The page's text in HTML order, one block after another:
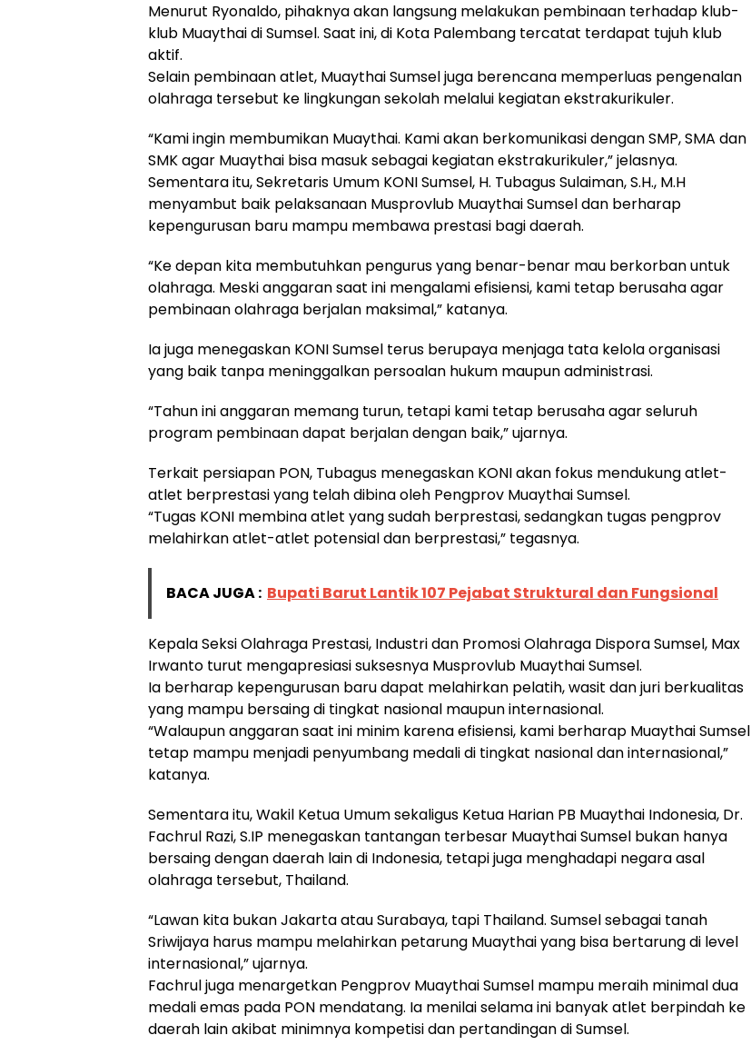
Menurut Ryonaldo, pihaknya akan langsung melakukan pembinaan terhadap klub-
klub Muaythai di Sumsel. Saat ini, di Kota Palembang tercatat terdapat tujuh klub
aktif.
Selain pembinaan atlet, Muaythai Sumsel juga berencana memperluas pengenalan
olahraga tersebut ke lingkungan sekolah melalui kegiatan ekstrakurikuler.
“Kami ingin membumikan Muaythai. Kami akan berkomunikasi dengan SMP, SMA dan
SMK agar Muaythai bisa masuk sebagai kegiatan ekstrakurikuler,” jelasnya.
Sementara itu, Sekretaris Umum KONI Sumsel, H. Tubagus Sulaiman, S.H., M.H
menyambut baik pelaksanaan Musprovlub Muaythai Sumsel dan berharap
kepengurusan baru mampu membawa prestasi bagi daerah.
“Ke depan kita membutuhkan pengurus yang benar-benar mau berkorban untuk
olahraga. Meski anggaran saat ini mengalami efisiensi, kami tetap berusaha agar
pembinaan olahraga berjalan maksimal,” katanya.
Ia juga menegaskan KONI Sumsel terus berupaya menjaga tata kelola organisasi
yang baik tanpa meninggalkan persoalan hukum maupun administrasi.
“Tahun ini anggaran memang turun, tetapi kami tetap berusaha agar seluruh
program pembinaan dapat berjalan dengan baik,” ujarnya.
Terkait persiapan PON, Tubagus menegaskan KONI akan fokus mendukung atlet-
atlet berprestasi yang telah dibina oleh Pengprov Muaythai Sumsel.
“Tugas KONI membina atlet yang sudah berprestasi, sedangkan tugas pengprov
melahirkan atlet-atlet potensial dan berprestasi,” tegasnya.
BACA JUGA : Bupati Barut Lantik 107 Pejabat Struktural dan Fungsional
Kepala Seksi Olahraga Prestasi, Industri dan Promosi Olahraga Dispora Sumsel, Max
Irwanto turut mengapresiasi suksesnya Musprovlub Muaythai Sumsel.
Ia berharap kepengurusan baru dapat melahirkan pelatih, wasit dan juri berkualitas
yang mampu bersaing di tingkat nasional maupun internasional.
“Walaupun anggaran saat ini minim karena efisiensi, kami berharap Muaythai Sumsel
tetap mampu menjadi penyumbang medali di tingkat nasional dan internasional,”
katanya.
Sementara itu, Wakil Ketua Umum sekaligus Ketua Harian PB Muaythai Indonesia, Dr.
Fachrul Razi, S.IP menegaskan tantangan terbesar Muaythai Sumsel bukan hanya
bersaing dengan daerah lain di Indonesia, tetapi juga menghadapi negara asal
olahraga tersebut, Thailand.
“Lawan kita bukan Jakarta atau Surabaya, tapi Thailand. Sumsel sebagai tanah
Sriwijaya harus mampu melahirkan petarung Muaythai yang bisa bertarung di level
internasional,” ujarnya.
Fachrul juga menargetkan Pengprov Muaythai Sumsel mampu meraih minimal dua
medali emas pada PON mendatang. Ia menilai selama ini banyak atlet berpindah ke
daerah lain akibat minimnya kompetisi dan pertandingan di Sumsel.